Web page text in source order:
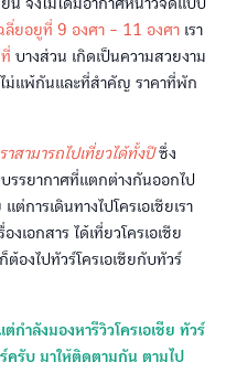
ยอยูที่ 9 องศา - 11 องศา เรา
บางส่วน เกิดเป็นความสวยงาม
ม่แพ้กันและที่สำคัญ ราคาที่พัก
าสามารถไปเที่ยวได้ทั้งปีซึ่ง
รรยากาศที่แตกต่างกันออกไป
การเดินทางไปโครเอเชียเรา
เอกสาร ได้เที่ยวโครเอเชีย
องไปทัวร์โครเอเชียกับทัวร์
กำลังมองหารีวิวโครเอเชีย ทัวร์
ครับ มาให้ติดตามกัน ตามไป